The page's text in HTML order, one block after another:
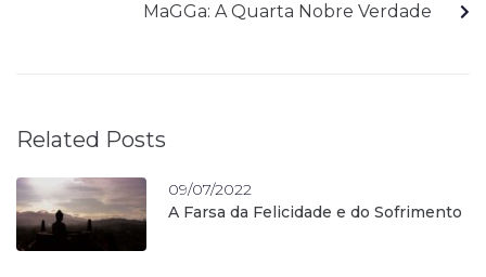
MaGGa: A Quarta Nobre Verdade
Related Posts
09/07/2022
A Farsa da Felicidade e do Sofrimento